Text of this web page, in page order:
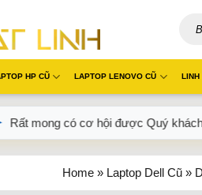
kiếm:
HP CŨ LAPTOP LENOVO CŨ LINH
hội được Quý khách tin tưởng và
Home» Laptop Dell Cũ»